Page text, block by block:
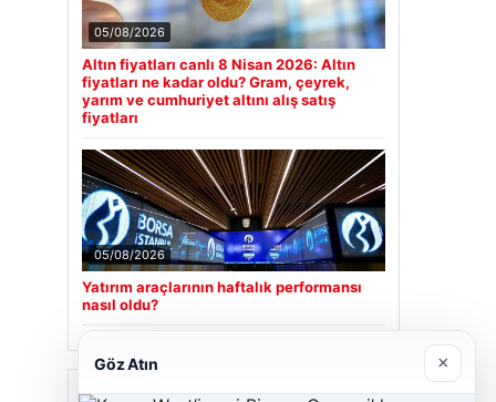
05/08/2026
Altın fiyatları canlı 8 Nisan 2026: Altın
fiyatları ne kadar oldu? Gram, çeyrek,
yarım ve cumhuriyet altını alış satış
fiyatları
05/08/2026
Yatırım araçlarının haftalık performansı
nasıl oldu?
Son Eklenen Firmalar
Göz Atın ×